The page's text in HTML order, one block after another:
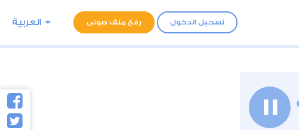
تسجيل الدخول رفع ملف صوتى العربية